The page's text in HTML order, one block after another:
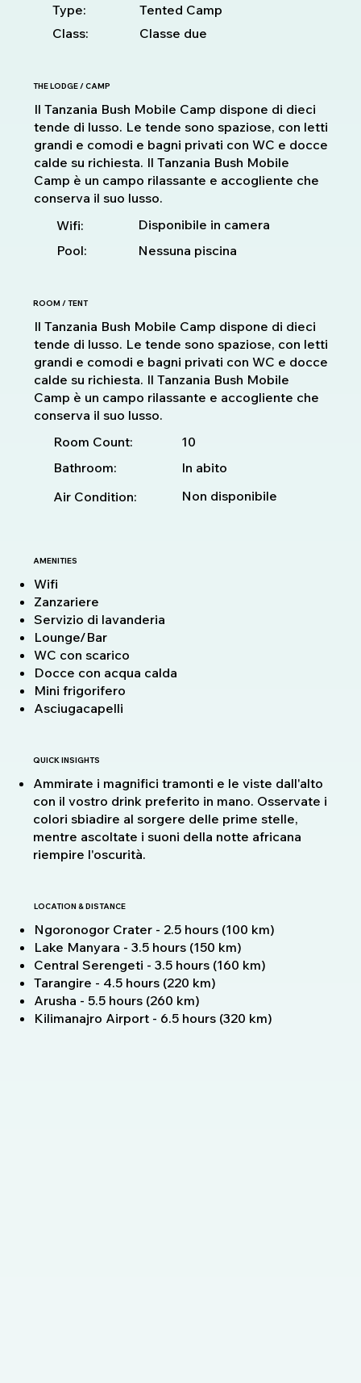
Type:
Tented Camp
Class:
Classe due
THE LODGE / CAMP
Il Tanzania Bush Mobile Camp dispone di dieci
tende di lusso. Le tende sono spaziose, con letti
grandi e comodi e bagni privati con WC e docce
calde su richiesta. Il Tanzania Bush Mobile
Camp è un campo rilassante e accogliente che
conserva il suo lusso.
Wifi:
Disponibile in camera
Pool:
Nessuna piscina
ROOM / TENT
Il Tanzania Bush Mobile Camp dispone di dieci
tende di lusso. Le tende sono spaziose, con letti
grandi e comodi e bagni privati con WC e docce
calde su richiesta. Il Tanzania Bush Mobile
Camp è un campo rilassante e accogliente che
conserva il suo lusso.
Room Count:
10
Bathroom:
In abito
Air Condition:
Non disponibile
AMENITIES
Wifi
Zanzariere
Servizio di lavanderia
Lounge/Bar
WC con scarico
Docce con acqua calda
Mini frigorifero
Asciugacapelli
QUICK INSIGHTS
Ammirate i magnifici tramonti e le viste dall'alto
con il vostro drink preferito in mano. Osservate i
colori sbiadire al sorgere delle prime stelle,
mentre ascoltate i suoni della notte africana
riempire l'oscurità.
LOCATION & DISTANCE
Ngoronogor Crater - 2.5 hours (100 km)
Lake Manyara - 3.5 hours (150 km)
Central Serengeti - 3.5 hours (160 km)
Tarangire - 4.5 hours (220 km)
Arusha - 5.5 hours (260 km)
Kilimanajro Airport - 6.5 hours (320 km)